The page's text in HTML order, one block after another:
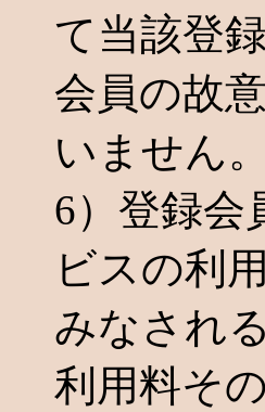
て当該登
会員の故
いません。
6）登録会
ビスの利
みなされ
利用料そ